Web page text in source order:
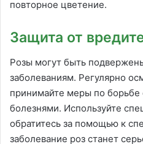
повторное цветение.
Защита от
Розы могут быть
заболеваниям. Регулярно
принимайте меры по борьбе
болезнями. Используйте
обратитесь за помощью к
заболевание роз станет